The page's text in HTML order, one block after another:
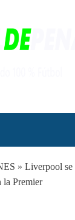
» Liverpool se
la Premier